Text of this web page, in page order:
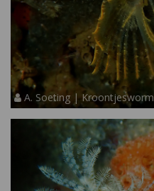
A. Soeting | Kroontjesworm